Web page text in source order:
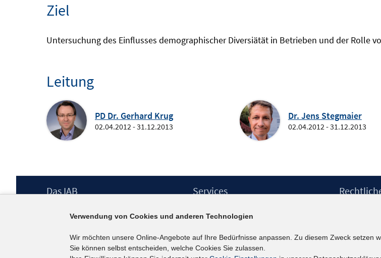
Ziel
Untersuchung des Einflusses demographischer Diversiätät in Betrieben und der Rolle
Leitung
PD Dr. Gerhard Krug
02.04.2012 - 31.12.2013
Dr. Jens Stegmaier
02.04.2012 - 31.12.2013
Footer
Das IAB
Berufsforschung (IAB) – unser Leitbild
Institutsleitung
Graduiertenprogramm
Services
IAB-Newsletter
Kontakt
Erklärung
Verwendung von Cookies und anderen Technologien
Wir möchten unsere Online-Angebote auf Ihre Bedürfnisse anpassen. Zu diesem Zweck setzen
Sie können selbst entscheiden, welche Cookies Sie zulassen.